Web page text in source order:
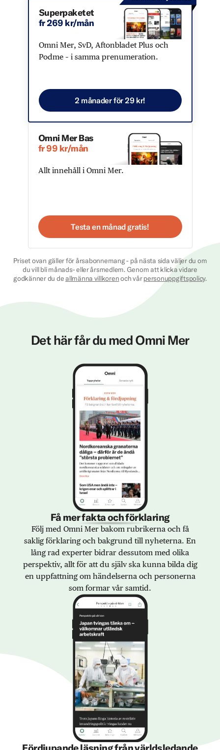
Superpaketet
fr 269 kr/mån
Omni Mer, SvD, Aftonbladet Plus och
Podme – i samma prenumeration.
2 månader för 29 kr!
Omni Mer Bas
fr 99 kr/mån
Allt innehåll i Omni Mer.
Testa en månad gratis!
Priset ovan gäller för årsabonnemang - på nästa sida väljer du om
du vill bli månads- eller årsmedlem. Genom att klicka vidare
godkänner du deallmänna villkorenoch vårpersonuppgiftspolicy.
Det här får du med Omni Mer
Få mer fakta och förklaring
Följ med Omni Mer bakom rubrikerna och få
saklig förklaring och bakgrund till nyheterna. En
lång rad experter bidrar dessutom med olika
perspektiv, allt för att du själv ska kunna bilda dig
en uppfattning om händelserna och personerna
som formar vår samtid.